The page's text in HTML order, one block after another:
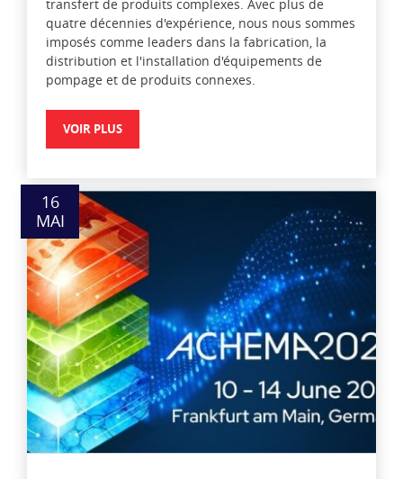
transfert de produits complexes. Avec plus de
quatre décennies d'expérience, nous nous sommes
imposés comme leaders dans la fabrication, la
distribution et l'installation d'équipements de
pompage et de produits connexes.
VOIR PLUS
16
MAI